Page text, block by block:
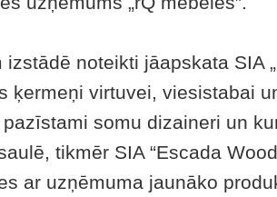
izstādē noteikti jāapskata SIA „
ķermeņi virtuvei, viesistabai
somu dizaineri un
tikmēr SIA “Escada
ar uzņēmuma jaunāko